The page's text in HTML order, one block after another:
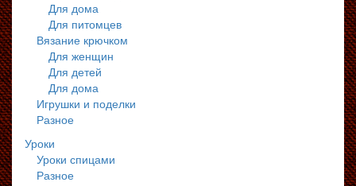
Для дома
Для питомцев
Вязание крючком
Для женщин
Для детей
Для дома
Игрушки и поделки
Разное
Уроки
Уроки спицами
Разное